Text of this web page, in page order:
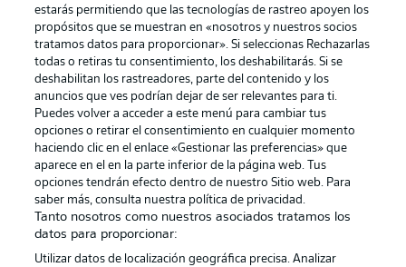
Publicidad Aviso legal
Gestionar las preferencias Declaracion de privacidad
Canales Trabajos
Jugadores Condiciones de uso
Sello Editorial Contacto
estarás permitiendo que las tecnologías de rastreo apoyen los
propósitos que se muestran en «nosotros y nuestros socios
tratamos datos para proporcionar». Si seleccionas Rechazarlas
todas o retiras tu consentimiento, los deshabilitarás. Si se
deshabilitan los rastreadores, parte del contenido y los
anuncios que ves podrían dejar de ser relevantes para ti.
Puedes volver a acceder a este menú para cambiar tus
opciones o retirar el consentimiento en cualquier momento
haciendo clic en el enlace «Gestionar las preferencias» que
aparece en el en la parte inferior de la página web. Tus
opciones tendrán efecto dentro de nuestro Sitio web. Para
saber más, consulta nuestra política de privacidad.
Tanto nosotros como nuestros asociados tratamos los
datos para proporcionar:
Utilizar datos de localización geográfica precisa. Analizar